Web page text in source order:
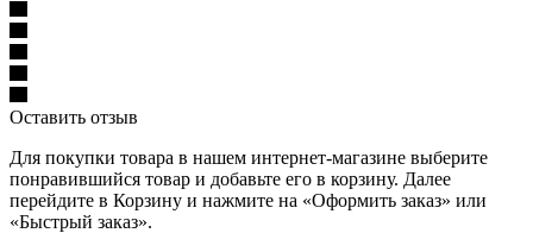
Оставить отзыв
Для покупки товара в нашем интернет-магазине выберите
понравившийся товар и добавьте его в корзину. Далее
перейдите в Корзину и нажмите на «Оформить заказ» или
«Быстрый заказ».